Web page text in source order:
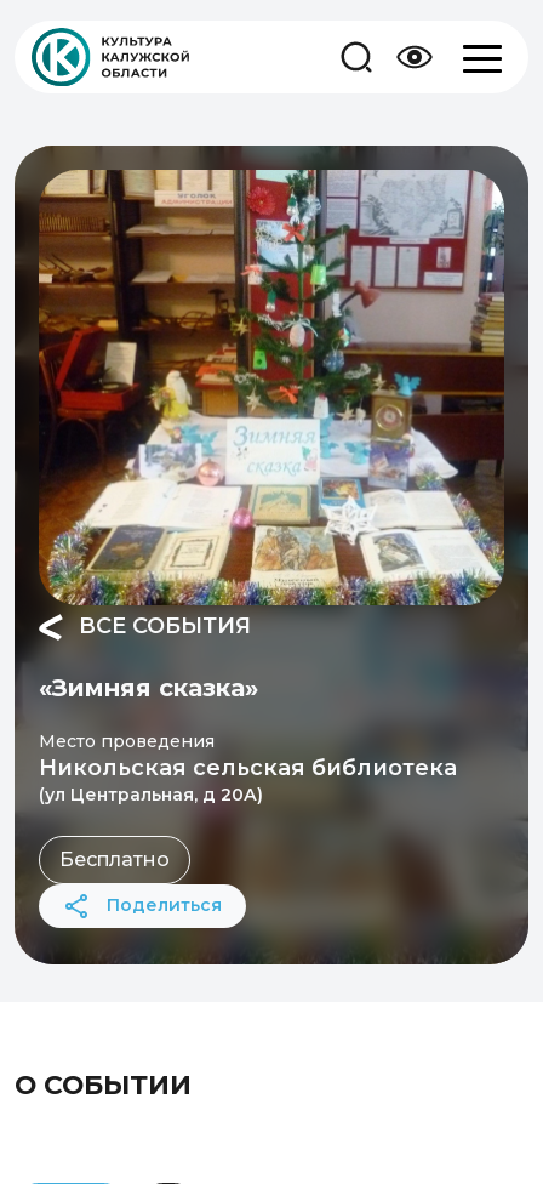
ВСЕ СОБЫТИЯ
«Зимняя сказка»
Место проведения
Никольская сельская библиотека
(ул Центральная, д 20А)
Бесплатно
Поделиться
О СОБЫТИИ